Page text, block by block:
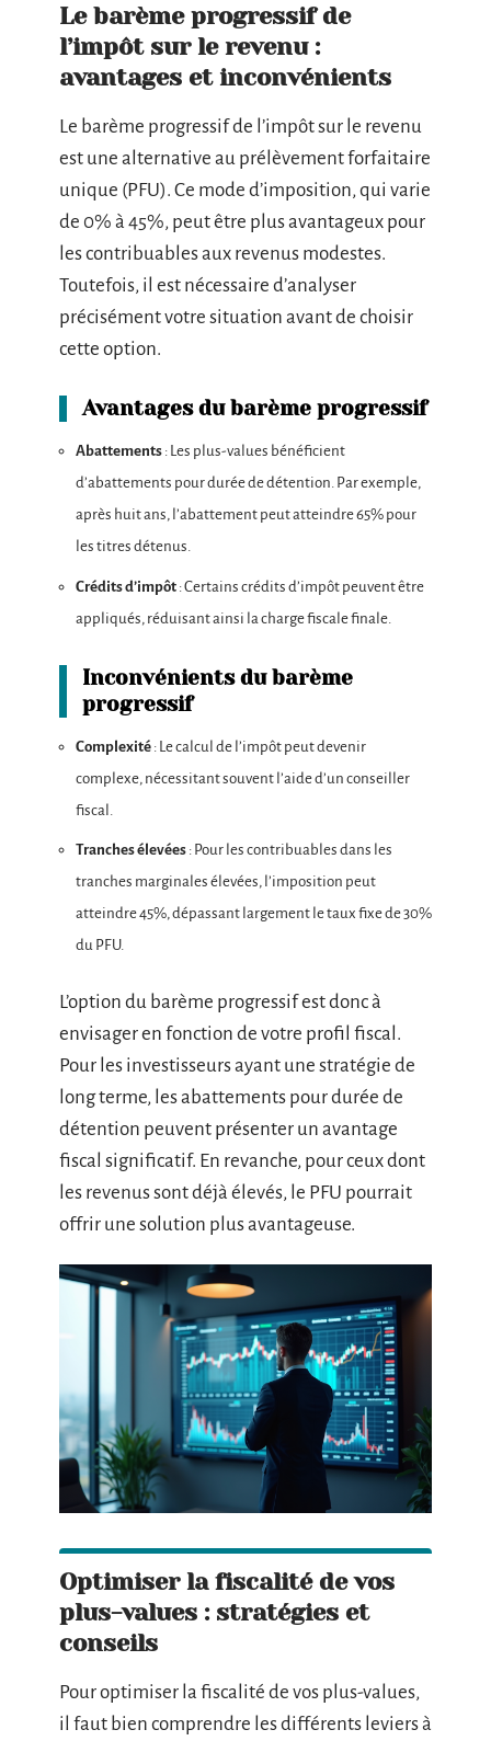
Le barème progressif de
l’impôt sur le revenu :
avantages et inconvénients
Le barème progressif de l’impôt sur le revenu
est une alternative au prélèvement forfaitaire
unique (PFU). Ce mode d’imposition, qui varie
de 0% à 45%, peut être plus avantageux pour
les contribuables aux revenus modestes.
Toutefois, il est nécessaire d’analyser
précisément votre situation avant de choisir
cette option.
Avantages du barème progressif
Abattements : Les plus-values bénéficient
d’abattements pour durée de détention. Par exemple,
après huit ans, l’abattement peut atteindre 65% pour
les titres détenus.
Crédits d’impôt : Certains crédits d’impôt peuvent être
appliqués, réduisant ainsi la charge fiscale finale.
Inconvénients du barème
progressif
Complexité : Le calcul de l’impôt peut devenir
complexe, nécessitant souvent l’aide d’un conseiller
fiscal.
Tranches élevées : Pour les contribuables dans les
tranches marginales élevées, l’imposition peut
atteindre 45%, dépassant largement le taux fixe de 30%
du PFU.
L’option du barème progressif est donc à
envisager en fonction de votre profil fiscal.
Pour les investisseurs ayant une stratégie de
long terme, les abattements pour durée de
détention peuvent présenter un avantage
fiscal significatif. En revanche, pour ceux dont
les revenus sont déjà élevés, le PFU pourrait
offrir une solution plus avantageuse.
Optimiser la fiscalité de vos
plus-values : stratégies et
conseils
Pour optimiser la fiscalité de vos plus-values,
il faut bien comprendre les différents leviers à